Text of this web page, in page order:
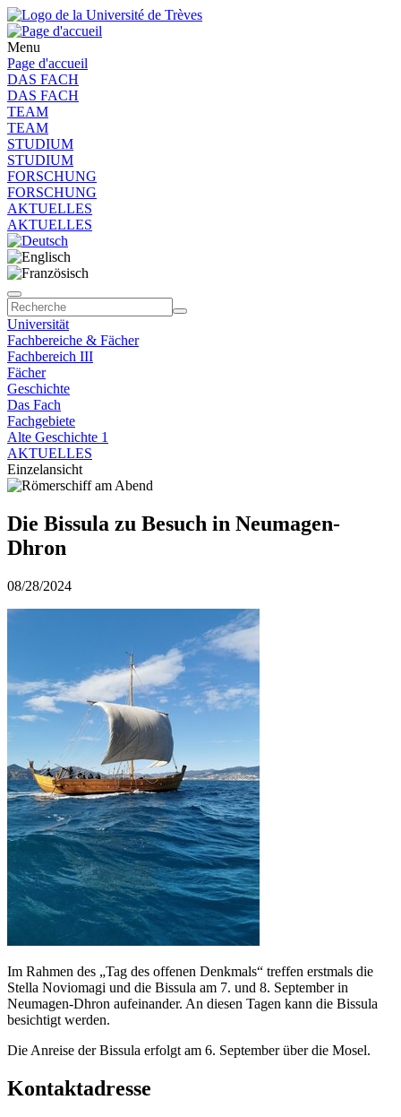
Menu
Page d'accueil
DAS FACH
DAS FACH
TEAM
TEAM
STUDIUM
STUDIUM
FORSCHUNG
FORSCHUNG
AKTUELLES
AKTUELLES
Universität
Fachbereiche & Fächer
Fachbereich III
Fächer
Geschichte
Das Fach
Fachgebiete
Alte Geschichte 1
AKTUELLES
Einzelansicht
Die Bissula zu Besuch in Neumagen-
Dhron
08/28/2024
Im Rahmen des „Tag des offenen Denkmals“ treffen erstmals die
Stella Noviomagi und die Bissula am 7. und 8. September in
Neumagen-Dhron aufeinander. An diesen Tagen kann die Bissula
besichtigt werden.
Die Anreise der Bissula erfolgt am 6. September über die Mosel.
Kontaktadresse